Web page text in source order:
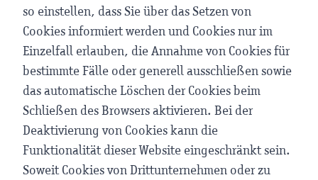
so einstellen, dass Sie über das Setzen von
Cookies informiert werden und Cookies nur im
Einzelfall erlauben, die Annahme von Cookies für
bestimmte Fälle oder generell ausschließen sowie
das automatische Löschen der Cookies beim
Schließen des Browsers aktivieren. Bei der
Deaktivierung von Cookies kann die
Funktionalität dieser Website eingeschränkt sein.
Soweit Cookies von Drittunternehmen oder zu